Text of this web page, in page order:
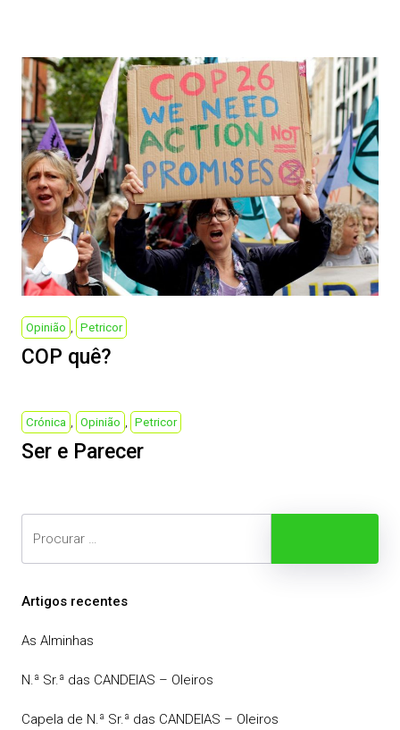
navigation
Previous
Post
Opinião Petricor
COP quê?
Next
Post
Crónica Opinião Petricor
Ser e Parecer
Artigos recentes
As Alminhas
N.ª Sr.ª das CANDEIAS – Oleiros
Capela de N.ª Sr.ª das CANDEIAS – Oleiros